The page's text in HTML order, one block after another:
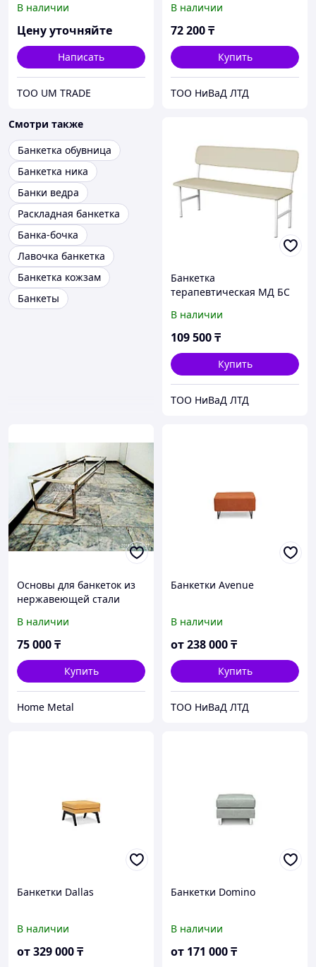
В наличии
Цену уточняйте
Написать
ТОО UM TRADE
В наличии
72 200₸
Купить
ТОО НиВаД ЛТД
Смотри также
Банкетка обувница
Банкетка ника
Банки ведра
Раскладная банкетка
Банка-бочка
Лавочка банкетка
Банкетка кожзам
Банкеты
Банкетка
терапевтическая МД БС
В наличии
109 500₸
Купить
ТОО НиВаД ЛТД
Основы для банкеток из
нержавеющей стали
В наличии
75 000₸
Купить
Home Metal
Банкетки Avenue
В наличии
от238 000₸
Купить
ТОО НиВаД ЛТД
Банкетки Dallas
В наличии
от329 000₸
Банкетки Domino
В наличии
от 171 000₸